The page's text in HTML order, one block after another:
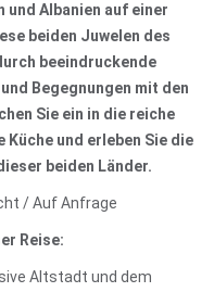
und Albanien auf einer
beiden Juwelen des
beeindruckende
Begegnungen mit den
Sie ein in die reiche
und erleben Sie die
beiden Länder.
/ Auf Anfrage
Reise:
Altstadt und dem